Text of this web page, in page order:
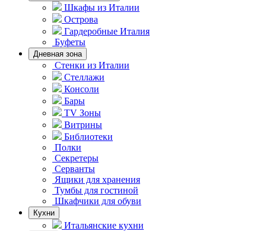
Шкафы из Италии
Острова
Гардеробные Италия
Буфеты
Дневная зона
Стенки из Италии
Стеллажи
Консоли
Бары
TV Зоны
Витрины
Библиотеки
Полки
Секретеры
Серванты
Ящики для хранения
Тумбы для гостиной
Шкафчики для обуви
Кухни
Итальянские кухни